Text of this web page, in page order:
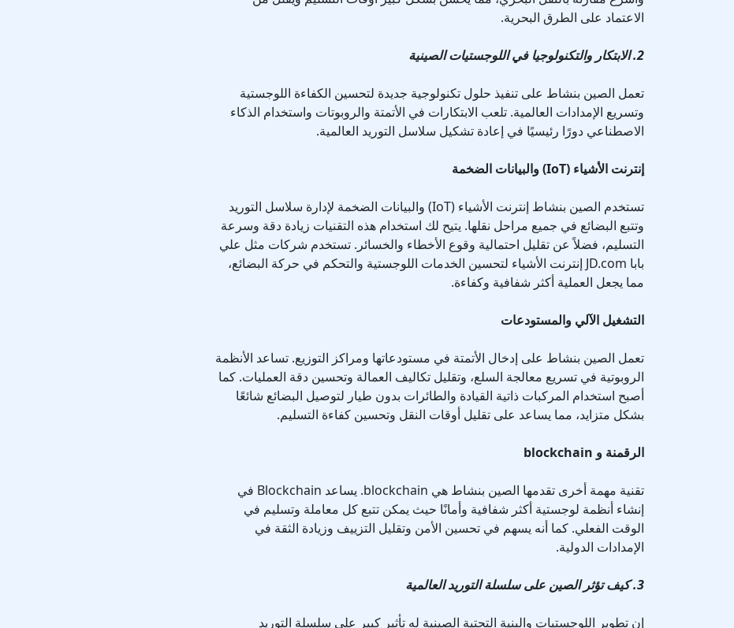
الاعتماد على الطرق البحرية.
2. الابتكار والتكنولوجيا في اللوجستيات الصينية
تعمل الصين بنشاط على تنفيذ حلول تكنولوجية جديدة لتحسين الكفاءة اللوجستية
وتسريع الإمدادات العالمية. تلعب الابتكارات في الأتمتة والروبوتات واستخدام الذكاء
الاصطناعي دورًا رئيسيًا في إعادة تشكيل سلاسل التوريد العالمية.
إنترنت الأشياء (IoT) والبيانات الضخمة
تستخدم الصين بنشاط إنترنت الأشياء (IoT) والبيانات الضخمة لإدارة سلاسل التوريد
وتتبع البضائع في جميع مراحل نقلها. يتيح لك استخدام هذه التقنيات زيادة دقة وسرعة
التسليم، فضلاً عن تقليل احتمالية وقوع الأخطاء والخسائر. تستخدم شركات مثل علي
بابا JD.com إنترنت الأشياء لتحسين الخدمات اللوجستية والتحكم في حركة البضائع،
مما يجعل العملية أكثر شفافية وكفاءة.
التشغيل الآلي والمستودعات
تعمل الصين بنشاط على إدخال الأتمتة في مستودعاتها ومراكز التوزيع. تساعد الأنظمة
الروبوتية في تسريع معالجة السلع، وتقليل تكاليف العمالة وتحسين دقة العمليات. كما
أصبح استخدام المركبات ذاتية القيادة والطائرات بدون طيار لتوصيل البضائع شائعًا
بشكل متزايد، مما يساعد على تقليل أوقات النقل وتحسين كفاءة التسليم.
الرقمنة و blockchain
تقنية مهمة أخرى تقدمها الصين بنشاط هي blockchain. يساعد Blockchain في
إنشاء أنظمة لوجستية أكثر شفافية وأمانًا حيث يمكن تتبع كل معاملة وتسليم في
الوقت الفعلي. كما أنه يسهم في تحسين الأمن وتقليل التزييف وزيادة الثقة في
الإمدادات الدولية.
3. كيف تؤثر الصين على سلسلة التوريد العالمية
إن تطوير اللوجستيات والبنية التحتية الصينية له تأثير كبير على سلسلة التوريد